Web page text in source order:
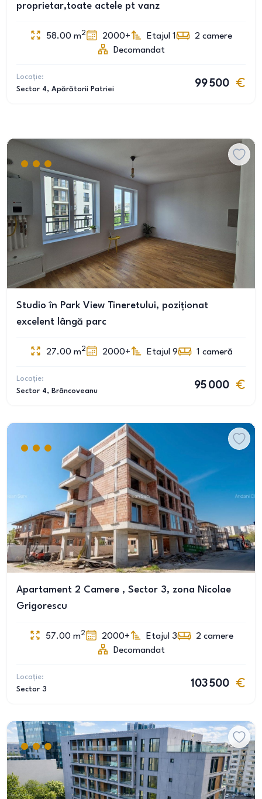
proprietar,toate actele pt vanz
58.00 m2 2000+ Etajul 1 2 camere
Decomandat
Locație:
Sector 4, Apărătorii Patriei
99 500
Studio în Park View Tineretului, poziționat
excelent lângă parc
27.00 m2 2000+ Etajul 9 1 cameră
Locație:
Sector 4, Brâncoveanu
95 000
Apartament 2 Camere , Sector 3, zona Nicolae
Grigorescu
57.00 m2 2000+ Etajul 3 2 camere
Decomandat
Locație:
Sector 3
103 500